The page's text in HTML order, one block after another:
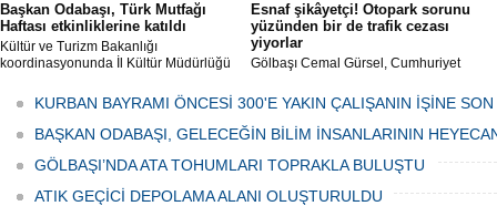
Başkan Odabaşı, Türk Mutfağı
Haftası etkinliklerine katıldı
Kültür ve Turizm Bakanlığı
koordinasyonunda İl Kültür Müdürlüğü
Haftası" etkinlikleri Ankara'da devam
ediyor.
Esnaf şikâyetçi! Otopark sorunu
yüzünden bir de trafik cezası
yiyorlar
Gölbaşı Cemal Gürsel, Cumhuriyet
bulunan esnaf ve alışverişe gelen
vatandaşlar park cezaları yüzünden
canından bezdi.
KURBAN BAYRAMI ÖNCESİ 300'E YAKIN ÇALIŞANIN İŞİNE
BAŞKAN ODABAŞI, GELECEĞİN BİLİM İNSANLARININ
GÖLBAŞI’NDA ATA TOHUMLARI TOPRAKLA BULUŞTU
ATIK GEÇİCİ DEPOLAMA ALANI OLUŞTURULDU